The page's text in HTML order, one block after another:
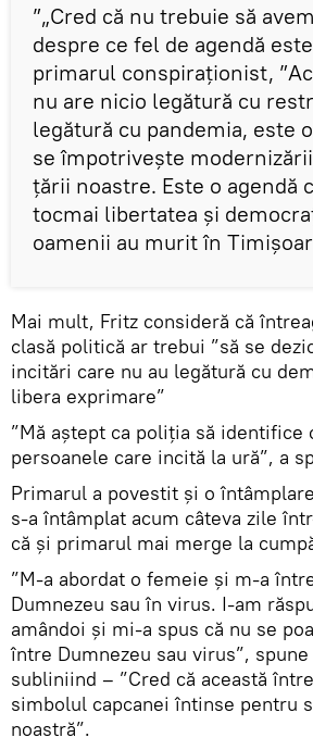
”„Cred că nu trebuie să
despre ce fel de agendă
primarul conspiraționist,
nu are nicio legătură cu
legătură cu pandemia, este
se împotriveşte
ţării noastre. Este o agendă
tocmai libertatea şi
oamenii au murit în
Mai mult, Fritz consideră că
clasă politică ar trebui ”să se
incitări care nu au legătură cu
libera exprimare”
”Mă aştept ca poliţia să identifice
persoanele care incită la ură”, a
Primarul a povestit și o
s-a întâmplat acum câteva zile
că şi primarul mai merge la
”M-a abordat o femeie şi m-a
Dumnezeu sau în virus. I-am
amândoi şi mi-a spus că nu se
între Dumnezeu sau virus”,
subliniind – ”Cred că această
simbolul capcanei întinse pentru
noastră”.